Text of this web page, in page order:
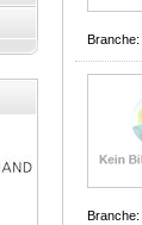
Branche:
Branche: